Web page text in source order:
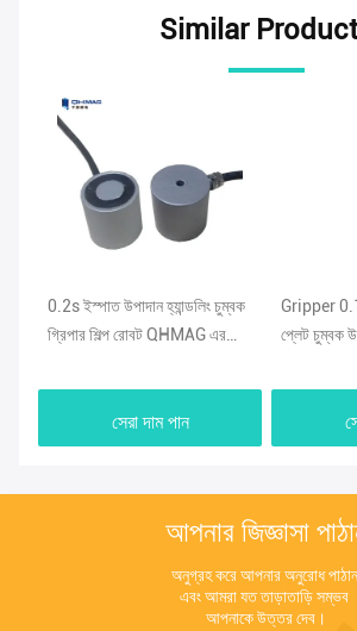
Similar
0.2s ইস্পাত উপাদান হ্যান্ডলিং চুম্বক
গ্রিপার শিল্প রোবট QHMAG এর
সেরা দাম পান
Gripper
প্লেট চুম্বক
আপনার জিজ্ঞাসা
অনুগ্রহ করে আপনার অনুরোধ পাঠান
এবং আমরা যত তাড়াতাড়ি সম্ভব
আপনাকে উত্তর দেব।